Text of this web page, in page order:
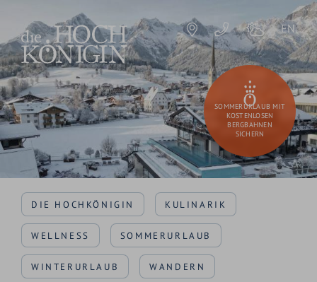
EN
SOMMERURLAUB MIT
KOSTENLOSEN
BERGBAHNEN
SICHERN
DIE HOCHKÖNIGIN KULINARIK
WELLNESS SOMMERURLAUB
WINTERURLAUB WANDERN